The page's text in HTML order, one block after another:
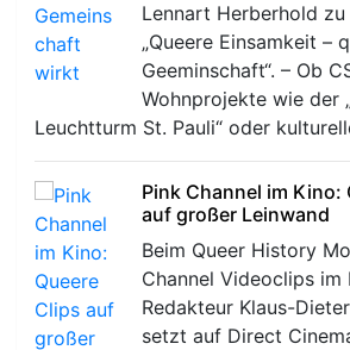
Lennart Herberhold zu
„Queere Einsamkeit –
Geeminschaft“. – Ob
Wohnprojekte wie der
Leuchtturm St. Pauli“ oder
Pink Channel im Kino:
auf großer Leinwand
Beim Queer History
Channel Videoclips
Redakteur Klaus-
setzt auf Direct